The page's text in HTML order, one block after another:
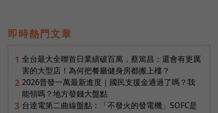
即時熱門文章
1 全台最大全聯首日業績破百萬，蔡篤昌：還會有更厲
害的大型店！為何把餐廳健身房都搬上樓？
2 2026普發一萬最新進度｜國民支援金通過了嗎？我
能領嗎？地方發錢大盤點
3 台達電第二曲線盤點：「不發火的發電機」SOFC是